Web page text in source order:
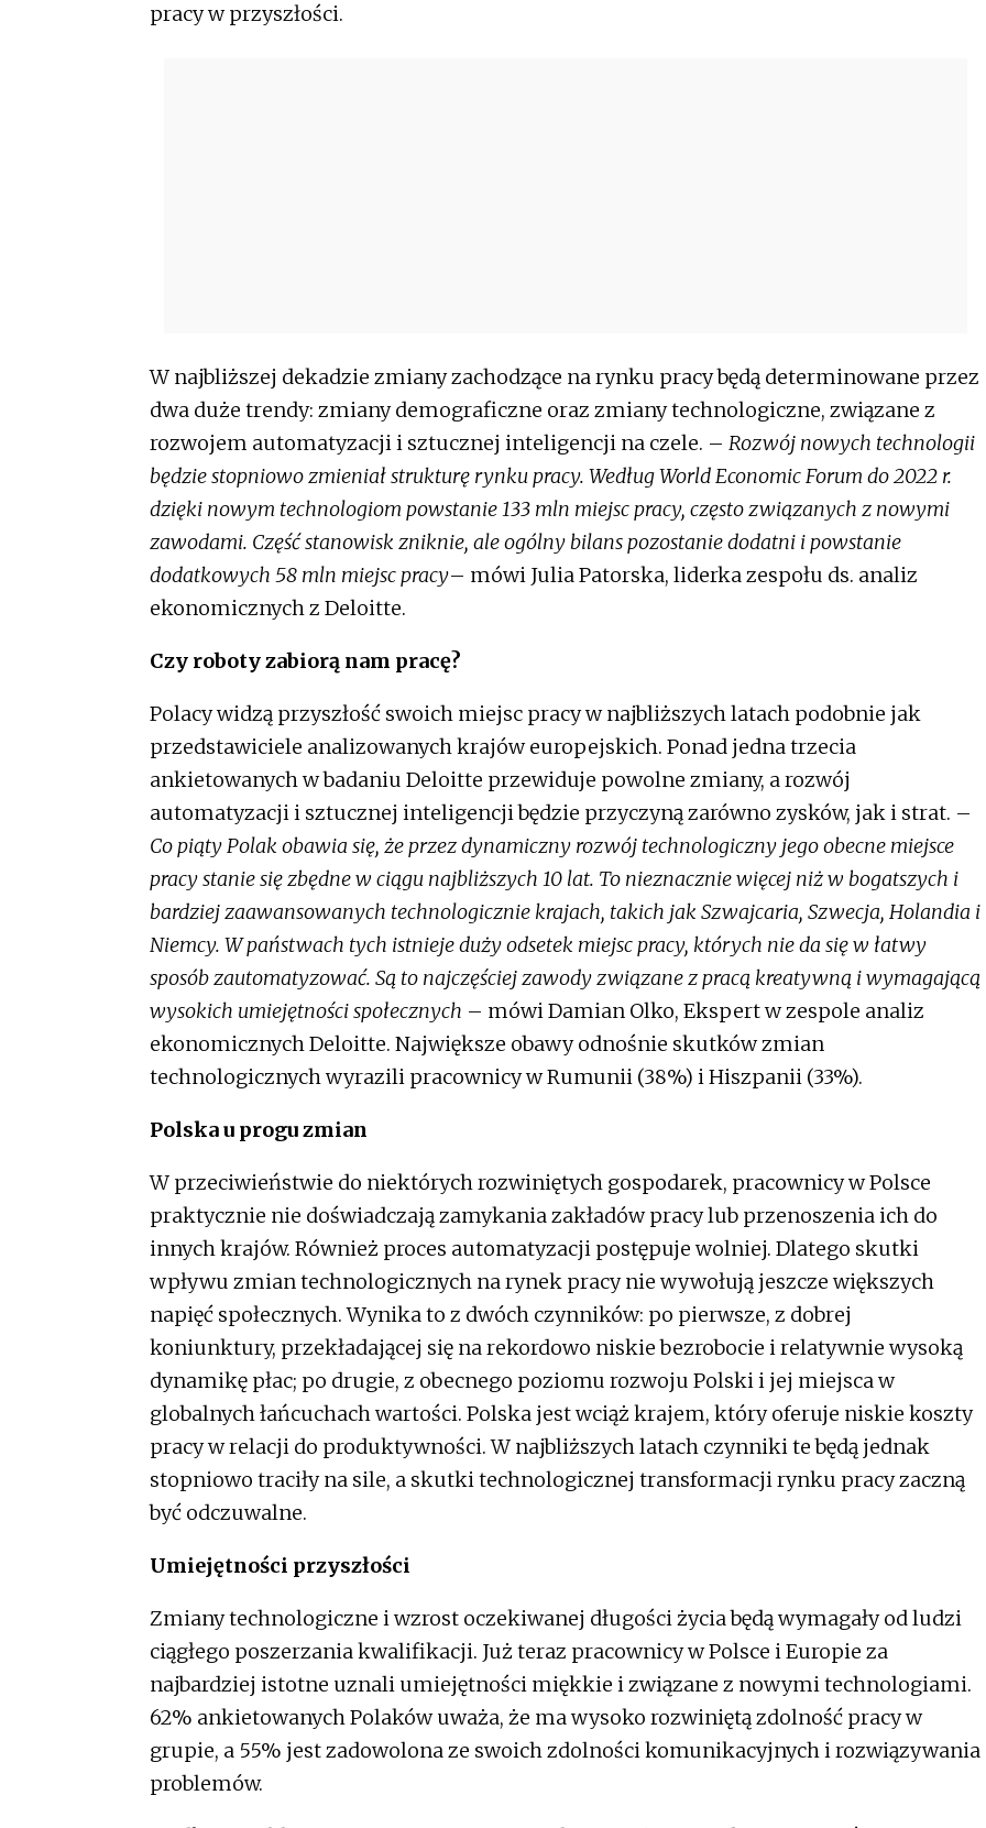
pracy w przyszłości.
W najbliższej dekadzie zmiany zachodzące na rynku pracy będą determinowane przez
dwa duże trendy: zmiany demograficzne oraz zmiany technologiczne, związane z
rozwojem automatyzacji i sztucznej inteligencji na czele. – Rozwój nowych technologii
będzie stopniowo zmieniał strukturę rynku pracy. Według World Economic Forum do 2022 r.
dzięki nowym technologiom powstanie 133 mln miejsc pracy, często związanych z nowymi
zawodami. Część stanowisk zniknie, ale ogólny bilans pozostanie dodatni i powstanie
dodatkowych 58 mln miejsc pracy– mówi Julia Patorska, liderka zespołu ds. analiz
ekonomicznych z Deloitte.
Czy roboty zabiorą nam pracę?
Polacy widzą przyszłość swoich miejsc pracy w najbliższych latach podobnie jak
przedstawiciele analizowanych krajów europejskich. Ponad jedna trzecia
ankietowanych w badaniu Deloitte przewiduje powolne zmiany, a rozwój
automatyzacji i sztucznej inteligencji będzie przyczyną zarówno zysków, jak i strat. –
Co piąty Polak obawia się, że przez dynamiczny rozwój technologiczny jego obecne miejsce
pracy stanie się zbędne w ciągu najbliższych 10 lat. To nieznacznie więcej niż w bogatszych i
bardziej zaawansowanych technologicznie krajach, takich jak Szwajcaria, Szwecja, Holandia i
Niemcy. W państwach tych istnieje duży odsetek miejsc pracy, których nie da się w łatwy
sposób zautomatyzować. Są to najczęściej zawody związane z pracą kreatywną i wymagającą
wysokich umiejętności społecznych – mówi Damian Olko, Ekspert w zespole analiz
ekonomicznych Deloitte. Największe obawy odnośnie skutków zmian
technologicznych wyrazili pracownicy w Rumunii (38%) i Hiszpanii (33%).
Polska u progu zmian
W przeciwieństwie do niektórych rozwiniętych gospodarek, pracownicy w Polsce
praktycznie nie doświadczają zamykania zakładów pracy lub przenoszenia ich do
innych krajów. Również proces automatyzacji postępuje wolniej. Dlatego skutki
wpływu zmian technologicznych na rynek pracy nie wywołują jeszcze większych
napięć społecznych. Wynika to z dwóch czynników: po pierwsze, z dobrej
koniunktury, przekładającej się na rekordowo niskie bezrobocie i relatywnie wysoką
dynamikę płac; po drugie, z obecnego poziomu rozwoju Polski i jej miejsca w
globalnych łańcuchach wartości. Polska jest wciąż krajem, który oferuje niskie koszty
pracy w relacji do produktywności. W najbliższych latach czynniki te będą jednak
stopniowo traciły na sile, a skutki technologicznej transformacji rynku pracy zaczną
być odczuwalne.
Umiejętności przyszłości
Zmiany technologiczne i wzrost oczekiwanej długości życia będą wymagały od ludzi
ciągłego poszerzania kwalifikacji. Już teraz pracownicy w Polsce i Europie za
najbardziej istotne uznali umiejętności miękkie i związane z nowymi technologiami.
62% ankietowanych Polaków uważa, że ma wysoko rozwiniętą zdolność pracy w
grupie, a 55% jest zadowolona ze swoich zdolności komunikacyjnych i rozwiązywania
problemów.